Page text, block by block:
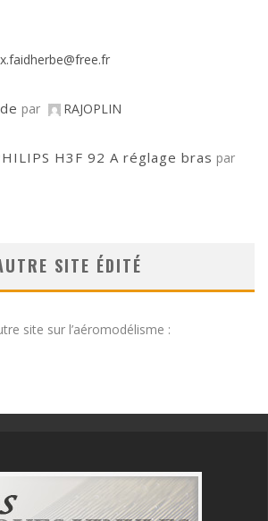
par RAJOPLIN
H3F 92 A réglage bras par
SITE ÉDITÉ
site sur l’aéromodélisme :